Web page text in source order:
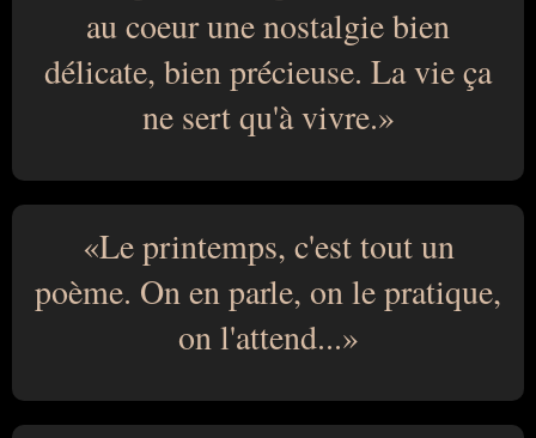
au coeur une nostalgie bien
délicate, bien précieuse. La vie ça
ne sert qu'à vivre.
Le printemps, c'est tout un
poème. On en parle, on le pratique,
on l'attend...